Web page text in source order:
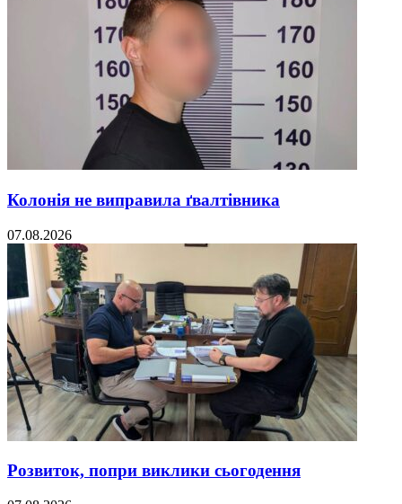
Колонія не виправила ґвалтівника
07.08.2026
Розвиток, попри виклики сьогодення